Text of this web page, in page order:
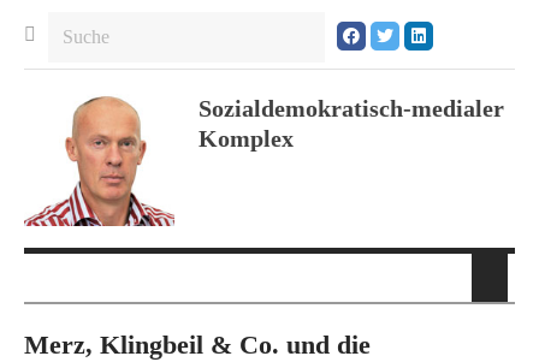
Sozialdemokratisch-medialer
Komplex
Merz, Klingbeil & Co. und die